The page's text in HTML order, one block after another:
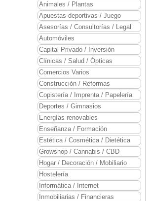
Animales / Plantas
Apuestas deportivas / Juego
Asesorías / Consultorías / Legal
Automóviles
Capital Privado / Inversión
Clínicas / Salud / Ópticas
Comercios Varios
Construcción / Reformas
Copistería / Imprenta / Papelería
Deportes / Gimnasios
Energías renovables
Enseñanza / Formación
Estética / Cosmética / Dietética
Growshop / Cannabis / CBD
Hogar / Decoración / Mobiliario
Hostelería
Informática / Internet
Inmobiliarias / Financieras